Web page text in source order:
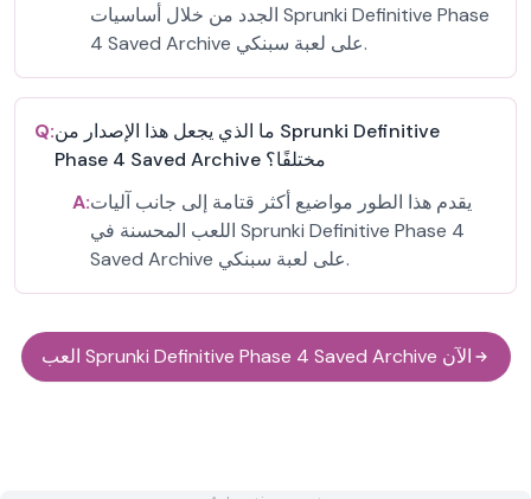
الجدد من خلال أساسيات Sprunki Definitive Phase
4 Saved Archive على لعبة سبنكي.
Q:ما الذي يجعل هذا الإصدار من Sprunki Definitive
Phase 4 Saved Archive مختلفًا؟
A:يقدم هذا الطور مواضيع أكثر قتامة إلى جانب آليات
اللعب المحسنة في Sprunki Definitive Phase 4
Saved Archive على لعبة سبنكي.
العب Sprunki Definitive Phase 4 Saved Archive الآن